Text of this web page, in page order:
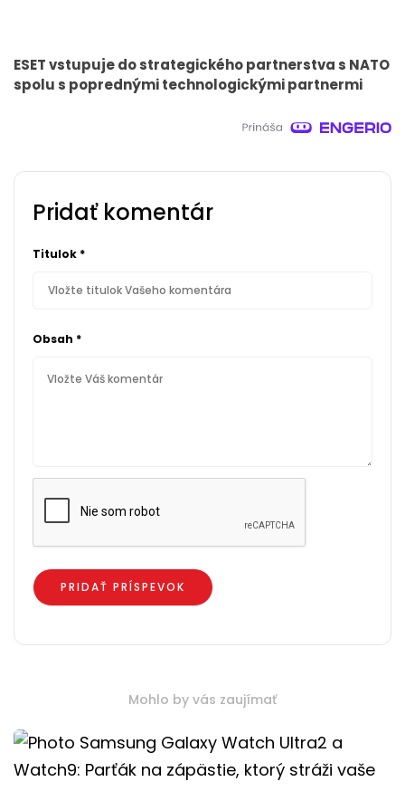
ESET vstupuje do strategického partnerstva s NATO
spolu s poprednými technologickými partnermi
Pridať komentár
Titulok *
Obsah *
Mohlo by vás zaujímať